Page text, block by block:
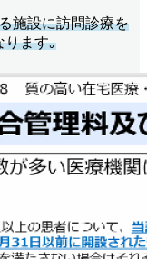
施設に訪問診療を
ります｡